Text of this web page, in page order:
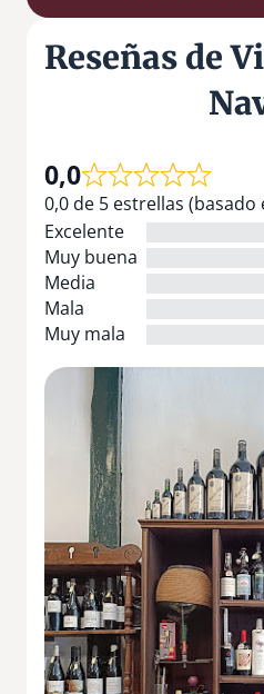
Reseñas de
0,0
0,0 de 5 estrellas (basado
Excelente
Muy buena
Media
Mala
Muy mala